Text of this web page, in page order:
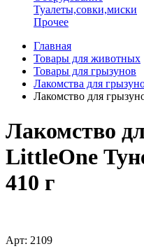
Туалеты,совки,миски
Прочее
Главная
Товары для животных
Товары для грызунов
Лакомства для
Лакомство для
Лакомство
LittleOne
410 г
Арт: 2109